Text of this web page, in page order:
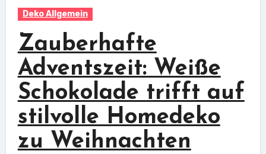
Deko Allgemein
Zauberhafte
Adventszeit: Weiße
Schokolade trifft auf
stilvolle Homedeko
zu Weihnachten